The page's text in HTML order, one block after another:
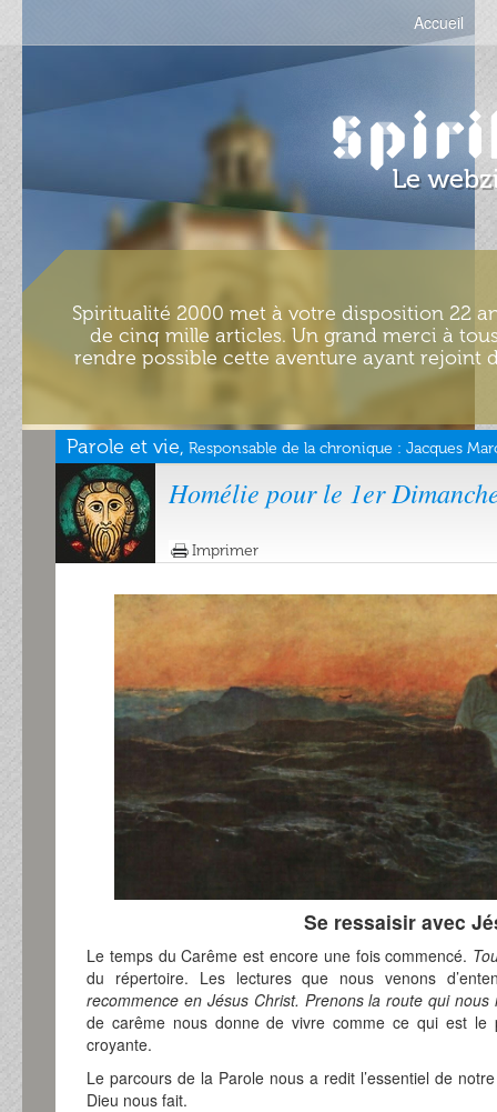
Accueil
Spiritualité 2000 met à votre disposition 22
de cinq mille articles. Un grand merci à
rendre possible cette aventure ayant rejoint
Parole et vie, Responsable de la chronique : Jacques
Homélie pour le 1er
Imprimer
Se ressaisir avec
Le temps du Carême est encore une fois commencé.
du répertoire. Les lectures que nous venons
recommence en Jésus Christ. Prenons la route qui
de carême nous donne de vivre comme ce qui est le
croyante.
Le parcours de la Parole nous a redit l’essentiel de
Dieu nous fait.